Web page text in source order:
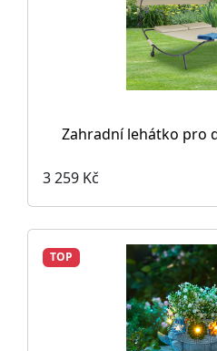
Zahradní lehátko pro
3 259 Kč
TOP